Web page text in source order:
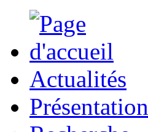
Actualités
Présentation